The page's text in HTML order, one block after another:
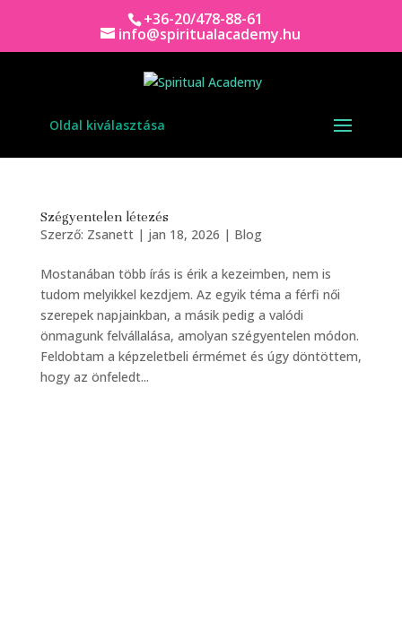
+36-20/478-88-61
info@spiritualacademy.hu
Oldal kiválasztása
Szégyentelen létezés
Szerző: Zsanett| jan 18, 2026 | Blog
Mostanában több írás is érik a kezeimben, nem is
tudom melyikkel kezdjem. Az egyik téma a férfi női
szerepek napjainkban, a másik pedig a valódi
önmagunk felvállalása, amolyan szégyentelen módon.
Feldobtam a képzeletbeli érmémet és úgy döntöttem,
hogy az önfeledt...